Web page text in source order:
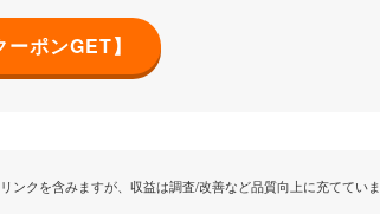
ポンGET】
ンクを含みますが、収益は調査/改善など品質向上に充てていま